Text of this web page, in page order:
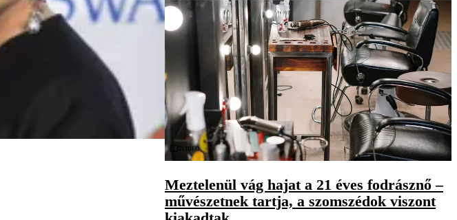
Videó
Meztelenül vág hajat a 21 éves fodrásznő –
művészetnek tartja, a szomszédok viszont